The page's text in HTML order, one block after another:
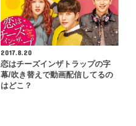
2017.8.20
恋はチーズインザトラップの字
幕/吹き替えで動画配信してるの
はどこ？